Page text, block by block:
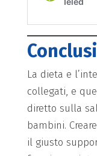
La dieta e
collegati, e
diretto sulla
bambini.
il giusto